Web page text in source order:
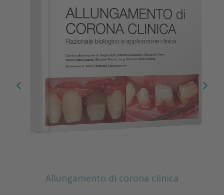
Allungamento di corona clinica